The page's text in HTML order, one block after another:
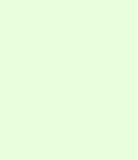
世界60店舗、日本国内では５店